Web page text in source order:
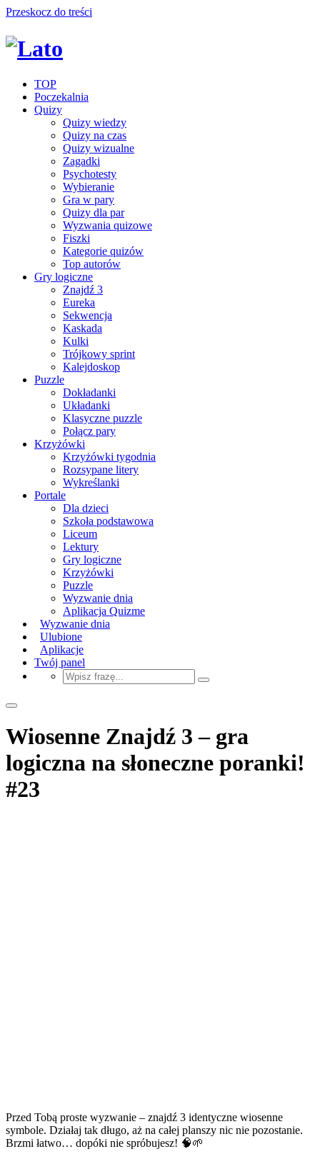
Przeskocz do treści
TOP
Poczekalnia
Quizy
Quizy wiedzy
Quizy na czas
Quizy wizualne
Zagadki
Psychotesty
Wybieranie
Gra w pary
Quizy dla par
Wyzwania quizowe
Fiszki
Kategorie quizów
Top autorów
Gry logiczne
Znajdź 3
Eureka
Sekwencja
Kaskada
Kulki
Trójkowy sprint
Kalejdoskop
Puzzle
Dokładanki
Układanki
Klasyczne puzzle
Połącz pary
Krzyżówki
Krzyżówki tygodnia
Rozsypane litery
Wykreślanki
Portale
Dla dzieci
Szkoła podstawowa
Liceum
Lektury
Gry logiczne
Krzyżówki
Puzzle
Wyzwanie dnia
Aplikacja Quizme
Wyzwanie dnia
Ulubione
Aplikacje
Twój panel
Wiosenne Znajdź 3 – gra
logiczna na słoneczne poranki!
#23
Przed Tobą proste wyzwanie – znajdź 3 identyczne wiosenne
symbole. Działaj tak długo, aż na całej planszy nic nie pozostanie.
Brzmi łatwo… dopóki nie spróbujesz! 🧠🌱